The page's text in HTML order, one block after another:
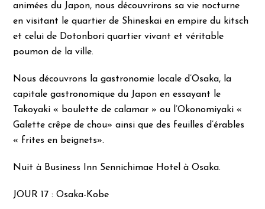
animées du Japon, nous découvrirons sa vie nocturne
en visitant le quartier de Shineskai en empire du kitsch
et celui de Dotonbori quartier vivant et véritable
poumon de la ville.
Nous découvrons la gastronomie locale d’Osaka, la
capitale gastronomique du Japon en essayant le
Takoyaki « boulette de calamar » ou l’Okonomiyaki «
Galette crêpe de chou» ainsi que des feuilles d’érables
« frites en beignets».
Nuit à Business Inn Sennichimae Hotel à Osaka.
JOUR 17 : Osaka-Kobe